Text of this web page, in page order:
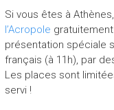
Si vous êtes à
l’Acropole
présentation spéciale
français (à 11h), par
Les places sont
servi !